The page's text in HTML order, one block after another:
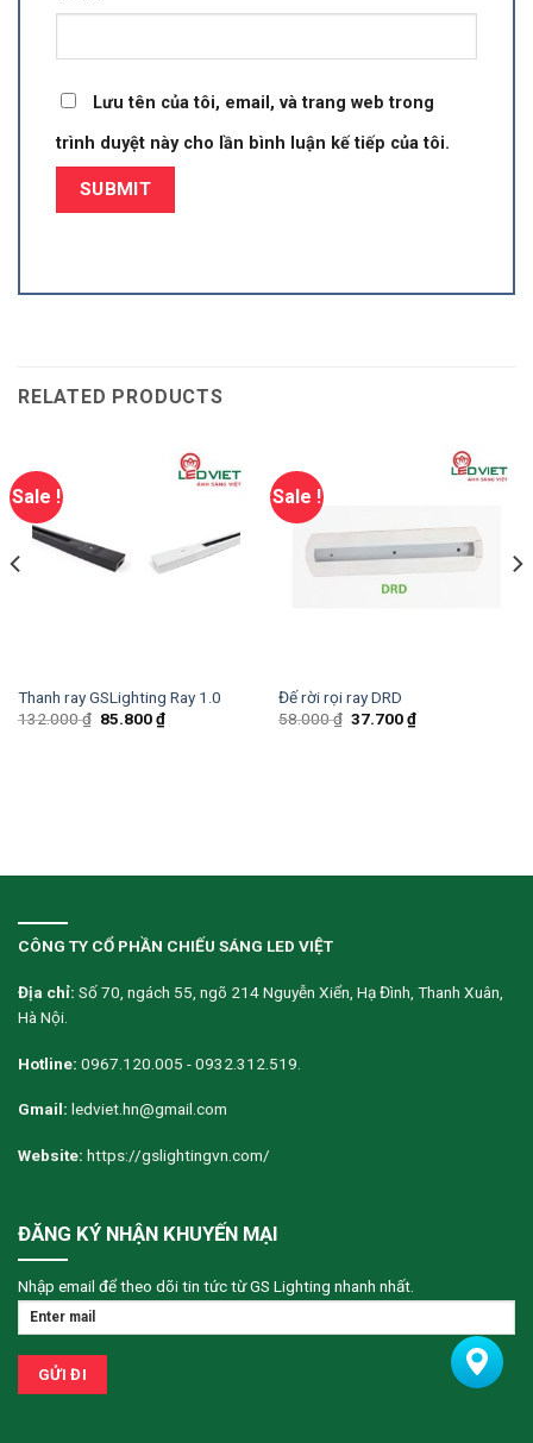
Lưu tên của tôi, email, và trang web trong
trình duyệt này cho lần bình luận kế tiếp của tôi.
RELATED PRODUCTS
Sale !
Thanh ray GSLighting Ray 1.0
132.000₫ 85.800₫
Sale !
Đế rời rọi ray DRD
58.000₫ 37.700₫
CÔNG TY CỔ PHẦN CHIẾU SÁNG LED VIỆT
Địa chỉ: Số 70, ngách 55, ngõ 214 Nguyễn Xiển, Hạ Đình, Thanh Xuân,
Hà Nội.
Hotline: 0967.120.005 - 0932.312.519.
Gmail: ledviet.hn@gmail.com
Website: https://gslightingvn.com/
ĐĂNG KÝ NHẬN KHUYẾN MẠI
Nhập email để theo dõi tin tức từ GS Lighting nhanh nhất.